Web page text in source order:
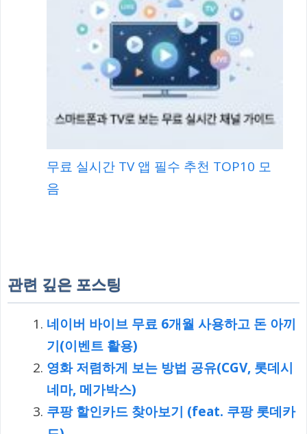
무료 실시간 TV 앱 필수 추천 TOP10 모
음
관련 깊은 포스팅
네이버 바이브 무료 6개월 사용하고 돈 아끼
기(이벤트 활용)
영화 저렴하게 보는 방법 공유(CGV, 롯데시
네마, 메가박스)
쿠팡 할인카드 찾아보기 (feat. 쿠팡 롯데카